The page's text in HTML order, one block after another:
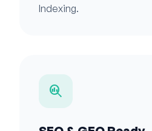
Indexing.
search_insights